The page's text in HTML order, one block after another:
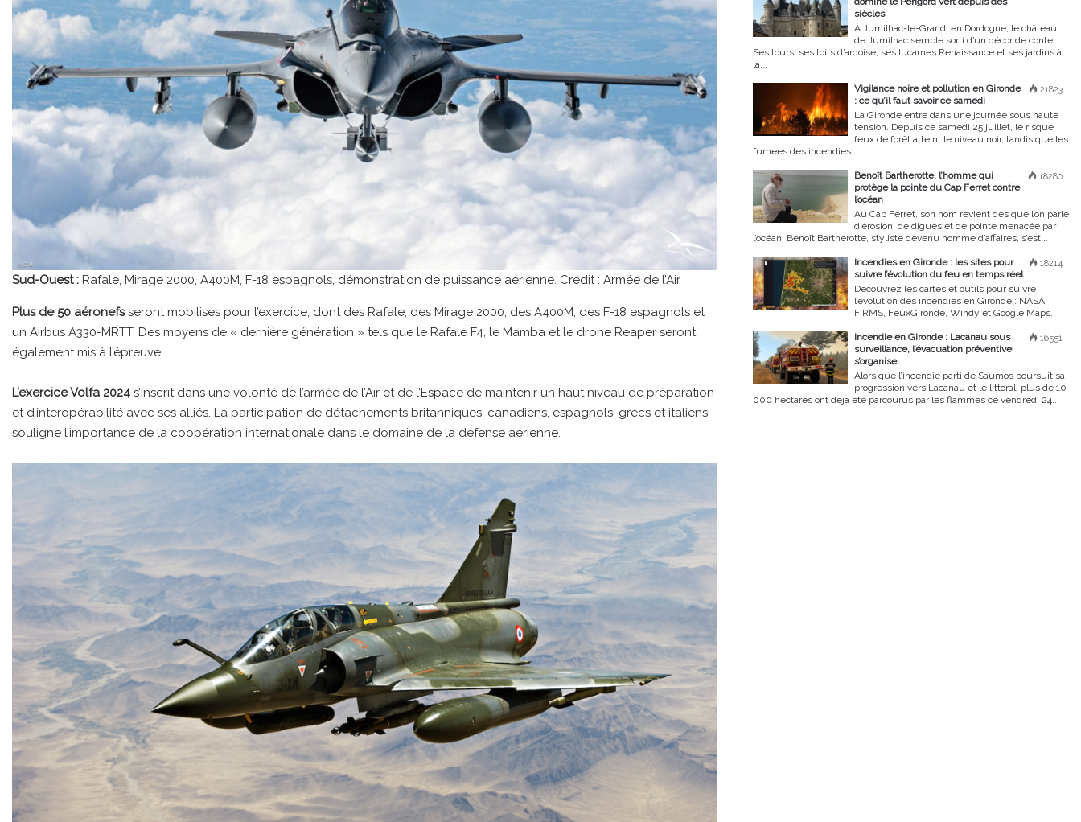
Sud-Ouest : Rafale, Mirage 2000, A400M, F-18 espagnols, démonstration de puissance aérienne. Crédit : Armée de l’Air
Plus de 50 aéronefsseront mobilisés pour l’exercice, dont des Rafale, des Mirage 2000, des A400M, des F-18 espagnols et
un Airbus A330-MRTT. Des moyens de « dernière génération » tels que le Rafale F4, le Mamba et le drone Reaper seront
également mis à l’épreuve.
L’exercice Volfa 2024 s’inscrit dans une volonté de l’armée de l’Air et de l’Espace de maintenir un haut niveau de préparation
et d’interopérabilité avec ses alliés. La participation de détachements britanniques, canadiens, espagnols, grecs et italiens
souligne l’importance de la coopération internationale dans le domaine de la défense aérienne.
siècles
À Jumilhac-le-Grand, en Dordogne, le château
de Jumilhac semble sorti d’un décor de conte.
Ses tours, ses toits d’ardoise, ses lucarnes Renaissance et ses jardins à
la...
21823
Vigilance noire et pollution en Gironde
: ce qu’il faut savoir ce samedi
La Gironde entre dans une journée sous haute
tension. Depuis ce samedi 25 juillet, le risque
feux de forêt atteint le niveau noir, tandis que les
fumées des incendies...
18280
Benoît Bartherotte, l’homme qui
protège la pointe du Cap Ferret contre
l’océan
Au Cap Ferret, son nom revient dès que l’on parle
d’érosion, de digues et de pointe menacée par
l’océan. Benoît Bartherotte, styliste devenu homme d’affaires, s’est...
18214
Incendies en Gironde : les sites pour
suivre l’évolution du feu en temps réel
Découvrez les cartes et outils pour suivre
l’évolution des incendies en Gironde : NASA
FIRMS, FeuxGironde, Windy et Google Maps.
16551
Incendie en Gironde : Lacanau sous
surveillance, l’évacuation préventive
s’organise
Alors que l’incendie parti de Saumos poursuit sa
progression vers Lacanau et le littoral, plus de 10
000 hectares ont déjà été parcourus par les flammes ce vendredi 24...